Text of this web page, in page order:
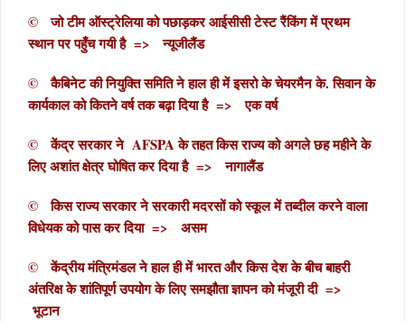
© जो टीम ऑस्ट्रेलिया को पछाड़कर आईसीसी टेस्ट रैंकिंग में प्रथम
स्थान पर पहुँच गयी है => न्यूजीलैंड
© कैबिनेट की नियुक्ति समिति ने हाल ही में इसरो के चेयरमैन के. सिवान के
कार्यकाल को कितने वर्ष तक बढ़ा दिया है => एक वर्ष
© केंद्र सरकार ने AFSPA के तहत किस राज्य को अगले छह महीने के
लिए अशांत क्षेत्र घोषित कर दिया है => नागालैंड
© किस राज्य सरकार ने सरकारी मदरसों को स्कूल में तब्दील करने वाला
विधेयक को पास कर दिया => असम
© केंद्रीय मंत्रिमंडल ने हाल ही में भारत और किस देश के बीच बाहरी
अंतरिक्ष के शांतिपूर्ण उपयोग के लिए समझौता ज्ञापन को मंजूरी दी =>
भूटान